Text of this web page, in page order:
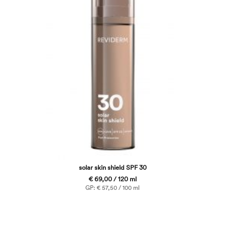
solar skin shield SPF 30
€ 69,00 / 120 ml
GP: € 57,50 / 100 ml